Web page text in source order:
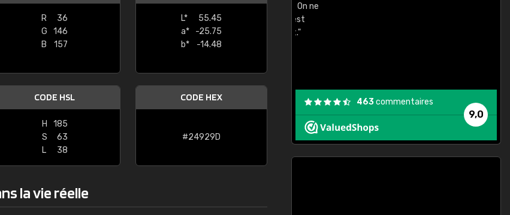
R
36
G
146
B
157
L*
55.45
a*
-25.75
b*
-14.48
CODE HSL
H
185
S
63
L
38
CODE HEX
#24929D
la vie réelle
palettes de couleurs: Classic, Design, etc. On ne
comprend pas qui est quoi. La livraison s'est
bien passé et le produit reçu me convient."
9,0
463commentaires